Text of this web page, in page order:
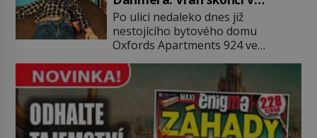
nesedí. Ledaže… Ledaže by ta
mladá dívka z farmy byla ne
manželkou, ale dcerou – a všechny
ty děti byly zplozené v incestu. Na
sociálním odboru jednoho z […]
tratolišti krve ve vězeňských
umývárnách
Po ulici nedaleko dnes již
nestojícího bytového domu
Oxfords Apartments 924 ve
potácí zcela zmatený 14letý
Konerak Sinthasomphone. Když ho
zastaví policejní hlídka, ochable jí
nadiktuje adresu „jeho kamaráda“.
Strážníci ho dopraví zpět do